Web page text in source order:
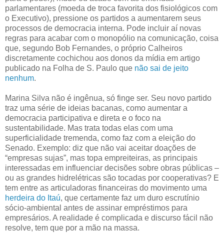
parlamentares (moeda de troca favorita dos fisiológicos com
o Executivo), pressione os partidos a aumentarem seus
processos de democracia interna. Pode incluir aí novas
regras para acabar com o monopólio na comunicação, coisa
que, segundo Bob Fernandes, o próprio Calheiros
discretamente cochichou aos donos da mídia em artigo
publicado na Folha de S. Paulo que não sai de jeito
nenhum.
Marina Silva não é ingênua, só finge ser. Seu novo partido
traz uma série de ideias bacanas, como aumentar a
democracia participativa e direta e o foco na
sustentabilidade. Mas trata todas elas com uma
superficialidade tremenda, como faz com a eleição do
Senado. Exemplo: diz que não vai aceitar doações de
“empresas sujas”, mas topa empreiteiras, as principais
interessadas em influenciar decisões sobre obras públicas –
ou as grandes hidrelétricas são tocadas por cooperativas? E
tem entre as articuladoras financeiras do movimento uma
herdeira do Itaú, que certamente faz um duro escrutínio
sócio-ambiental antes de assinar empréstimos para
empresários. A realidade é complicada e discurso fácil não
resolve, tem que por a mão na massa.